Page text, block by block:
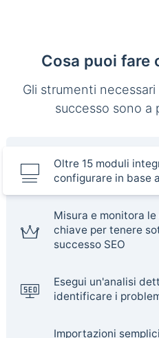
Cosa puoi fare
Gli strumenti
successo sono a
Oltre 15 moduli
configurare in base
Misura e monitora
chiave per tenere
successo SEO
Esegui un'analisi
identificare i
Importazioni